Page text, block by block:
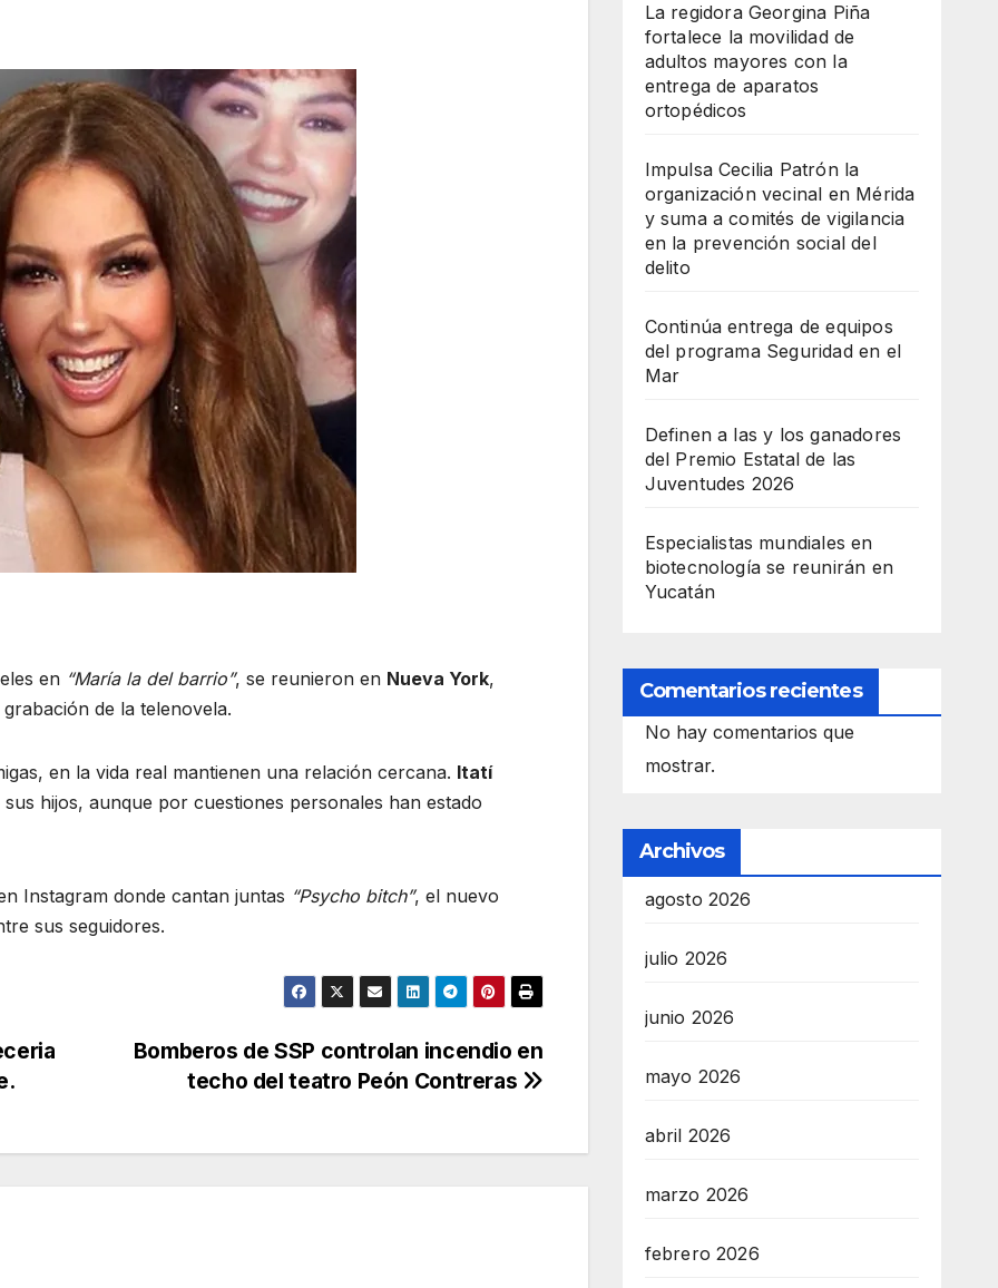
en “María la del barrio”, se reunieron en Nueva York,
de la telenovela.
en la vida real mantienen una relación cercana. Itatí
hijos, aunque por cuestiones personales han estado
Instagram donde cantan juntas “Psycho bitch”, el nuevo
sus seguidores.
Bomberos de SSP controlan incendio en
techo del teatro Peón Contreras
La regidora Georgina Piña
fortalece la movilidad de
adultos mayores con la
entrega de aparatos
ortopédicos
Impulsa Cecilia Patrón la
organización vecinal en Mérida
y suma a comités de vigilancia
en la prevención social del
delito
Continúa entrega de equipos
del programa Seguridad en el
Mar
Definen a las y los ganadores
del Premio Estatal de las
Juventudes 2026
Especialistas mundiales en
biotecnología se reunirán en
Yucatán
Comentarios recientes
No hay comentarios que
mostrar.
Archivos
agosto 2026
julio 2026
junio 2026
mayo 2026
abril 2026
marzo 2026
febrero 2026